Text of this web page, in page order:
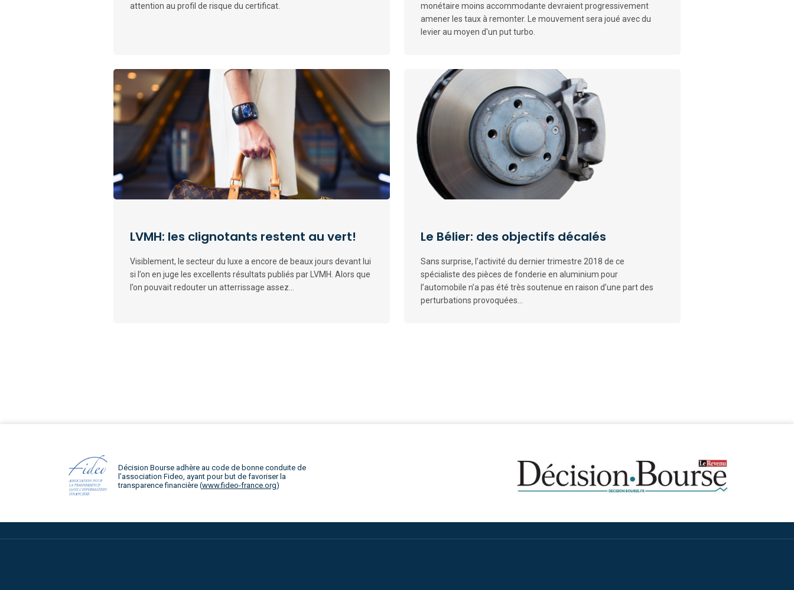
attention au profil de risque du certificat.
monétaire moins accommodante devraient progressivement
amener les taux à remonter. Le mouvement sera joué avec du
levier au moyen d'un put turbo.
LVMH: les clignotants restent au vert!
Visiblement, le secteur du luxe a encore de beaux jours devant lui
si l’on en juge les excellents résultats publiés par LVMH. Alors que
l’on pouvait redouter un atterrissage assez...
Le Bélier: des objectifs décalés
Sans surprise, l’activité du dernier trimestre 2018 de ce
spécialiste des pièces de fonderie en aluminium pour
l’automobile n’a pas été très soutenue en raison d’une part des
perturbations provoquées...
Décision Bourse adhère au code de bonne conduite de
l’association Fideo, ayant pour but de favoriser la
transparence financière (www.fideo-france.org)